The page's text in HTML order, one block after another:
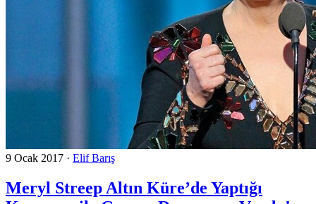
9 Ocak 2017 · Elif Barış
Meryl Streep Altın Küre’de Yaptığı